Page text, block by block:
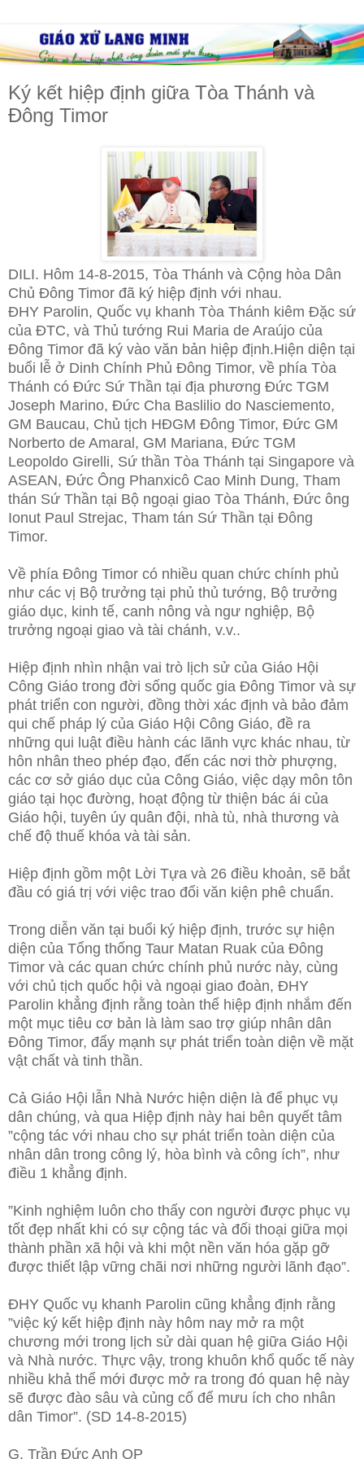
Ký kết hiệp định giữa Tòa Thánh và
Đông Timor
DILI. Hôm 14-8-2015, Tòa Thánh và Cộng hòa Dân
Chủ Đông Timor đã ký hiệp định với nhau.
ĐHY Parolin, Quốc vụ khanh Tòa Thánh kiêm Đặc sứ
của ĐTC, và Thủ tướng Rui Maria de Araújo của
Đông Timor đã ký vào văn bản hiệp định.Hiện diện tại
buổi lễ ở Dinh Chính Phủ Đông Timor, về phía Tòa
Thánh có Đức Sứ Thần tại địa phương Đức TGM
Joseph Marino, Đức Cha Baslilio do Nasciemento,
GM Baucau, Chủ tịch HĐGM Đông Timor, Đức GM
Norberto de Amaral, GM Mariana, Đức TGM
Leopoldo Girelli, Sứ thần Tòa Thánh tại Singapore và
ASEAN, Đức Ông Phanxicô Cao Minh Dung, Tham
thán Sứ Thần tại Bộ ngoại giao Tòa Thánh, Đức ông
Ionut Paul Strejac, Tham tán Sứ Thần tại Đông
Timor.
Về phía Đông Timor có nhiều quan chức chính phủ
như các vị Bộ trưởng tại phủ thủ tướng, Bộ trưởng
giáo dục, kinh tế, canh nông và ngư nghiệp, Bộ
trưởng ngoại giao và tài chánh, v.v..
Hiệp định nhìn nhận vai trò lịch sử của Giáo Hội
Công Giáo trong đời sống quốc gia Đông Timor và sự
phát triển con người, đồng thời xác định và bảo đảm
qui chế pháp lý của Giáo Hội Công Giáo, đề ra
những qui luật điều hành các lãnh vực khác nhau, từ
hôn nhân theo phép đạo, đến các nơi thờ phượng,
các cơ sở giáo dục của Công Giáo, việc dạy môn tôn
giáo tại học đường, hoạt động từ thiện bác ái của
Giáo hội, tuyên úy quân đội, nhà tù, nhà thương và
chế độ thuế khóa và tài sản.
Hiệp định gồm một Lời Tựa và 26 điều khoản, sẽ bắt
đầu có giá trị với việc trao đổi văn kiện phê chuẩn.
Trong diễn văn tại buổi ký hiệp định, trước sự hiện
diện của Tổng thống Taur Matan Ruak của Đông
Timor và các quan chức chính phủ nước này, cùng
với chủ tịch quốc hội và ngoại giao đoàn, ĐHY
Parolin khẳng định rằng toàn thể hiệp định nhắm đến
một mục tiêu cơ bản là làm sao trợ giúp nhân dân
Đông Timor, đẩy mạnh sự phát triển toàn diện về mặt
vật chất và tinh thần.
Cả Giáo Hội lẫn Nhà Nước hiện diện là để phục vụ
dân chúng, và qua Hiệp định này hai bên quyết tâm
”cộng tác với nhau cho sự phát triển toàn diện của
nhân dân trong công lý, hòa bình và công ích”, như
điều 1 khẳng định.
”Kinh nghiệm luôn cho thấy con người được phục vụ
tốt đẹp nhất khi có sự cộng tác và đối thoại giữa mọi
thành phần xã hội và khi một nền văn hóa gặp gỡ
được thiết lập vững chãi nơi những người lãnh đạo”.
ĐHY Quốc vụ khanh Parolin cũng khẳng định rằng
”việc ký kết hiệp định này hôm nay mở ra một
chương mới trong lịch sử dài quan hệ giữa Giáo Hội
và Nhà nước. Thực vậy, trong khuôn khổ quốc tế này
nhiều khả thể mới được mở ra trong đó quan hệ này
sẽ được đào sâu và củng cố để mưu ích cho nhân
dân Timor”. (SD 14-8-2015)
G. Trần Đức Anh OP